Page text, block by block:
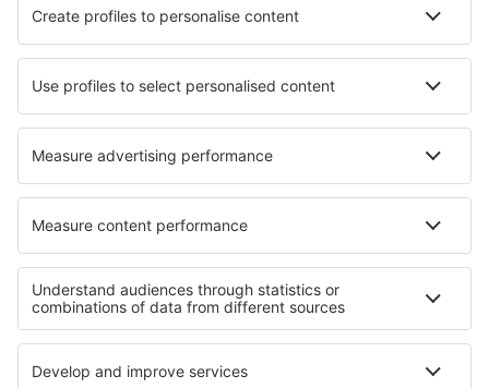
Ryanair
Vueling
Iberia
Air Europa
Wizz Air
Sobre eSky
Términos y condiciones
Mis reservas
Política de privacidad
Asistencia y contacto